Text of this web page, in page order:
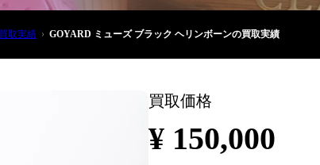
買取実績 GOYARD ミューズ ブラック ヘリンボーンの買取実績
買取価格
¥ 150,000